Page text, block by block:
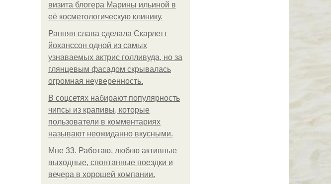
визита блогера Марины ильиной в
её косметологическую клинику.
Ранняя слава сделала Скарлетт
йоханссон одной из самых
узнаваемых актрис голливуда, но за
глянцевым фасадом скрывалась
огромная неуверенность.
В соцсетях набирают популярность
чипсы из крапивы, которые
пользователи в комментариях
называют неожиданно вкусными.
Мне 33. Работаю, люблю активные
выходные, спонтанные поездки и
вечера в хорошей компании.